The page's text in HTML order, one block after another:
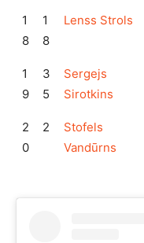
1
8
1
8
Lenss Strols
1
9
3
5
Sergejs
Sirotkins
2
0
2
Stofels
Vandūrns